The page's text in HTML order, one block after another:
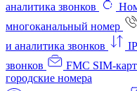
аналитика звонков
многоканальный номер
и аналитика звонков
звонков
FMC SIM-
городские номера